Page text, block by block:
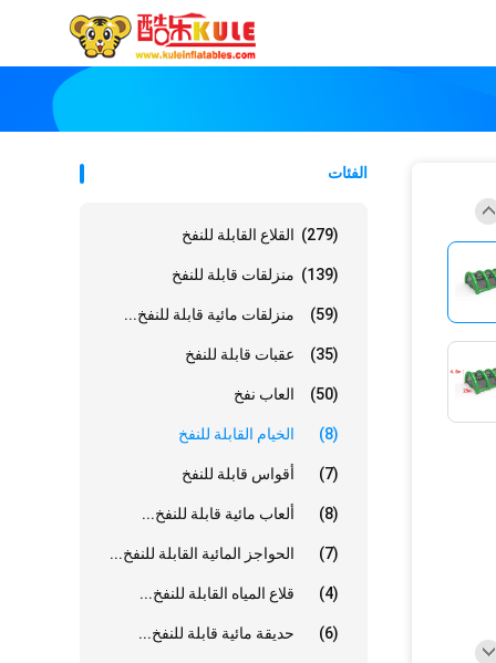
الفئات
القلاع القابلة للنفخ (279)
منزلقات قابلة للنفخ (139)
منزلقات مائية قابلة للنفخ... (59)
عقبات قابلة للنفخ (35)
العاب نفخ (50)
الخيام القابلة للنفخ (8)
أقواس قابلة للنفخ (7)
ألعاب مائية قابلة للنفخ... (8)
الحواجز المائية القابلة للنفخ... (7)
قلاع المياه القابلة للنفخ... (4)
حديقة مائية قابلة للنفخ... (6)